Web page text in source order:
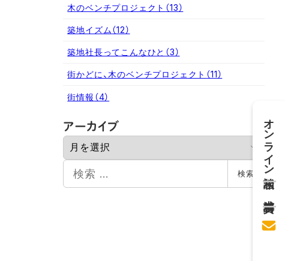
木のベンチプロジェクト （13）
築地イズム（12）
築地社長ってこんなひと （3）
街かどに、木のベンチプロジェクト （11）
街情報 （4）
アーカイブ
ー
イ
検
検索
オンライン相談